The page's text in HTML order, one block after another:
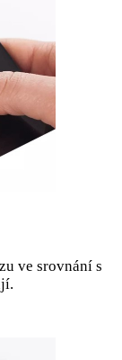
ve srovnání s